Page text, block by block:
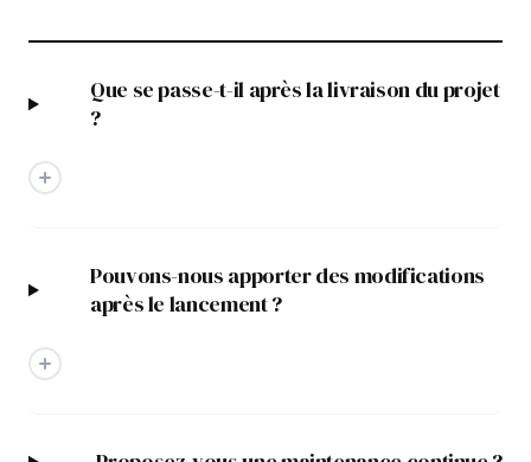
Que se passe-t-il après la livraison du projet
?
Pouvons-nous apporter des modifications
après le lancement ?